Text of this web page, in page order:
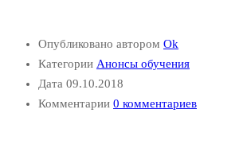
Опубликовано автором Ok
Категории Анонсы обучения
Дата 09.10.2018
Комментарии 0 комментариев